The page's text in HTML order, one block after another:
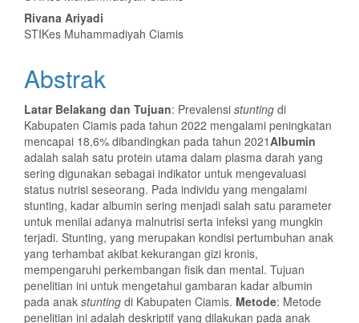
Rivana Ariyadi
STIKes Muhammadiyah Ciamis
Abstrak
Latar Belakang dan Tujuan: Prevalensi stunting di
Kabupaten Ciamis pada tahun 2022 mengalami peningkatan
mencapai 18,6% dibandingkan pada tahun 2021Albumin
adalah salah satu protein utama dalam plasma darah yang
sering digunakan sebagai indikator untuk mengevaluasi
status nutrisi seseorang. Pada individu yang mengalami
stunting, kadar albumin sering menjadi salah satu parameter
untuk menilai adanya malnutrisi serta infeksi yang mungkin
terjadi. Stunting, yang merupakan kondisi pertumbuhan anak
yang terhambat akibat kekurangan gizi kronis,
mempengaruhi perkembangan fisik dan mental. Tujuan
penelitian ini untuk mengetahui gambaran kadar albumin
pada anak stunting di Kabupaten Ciamis. Metode: Metode
penelitian ini adalah deskriptif yang dilakukan pada anak